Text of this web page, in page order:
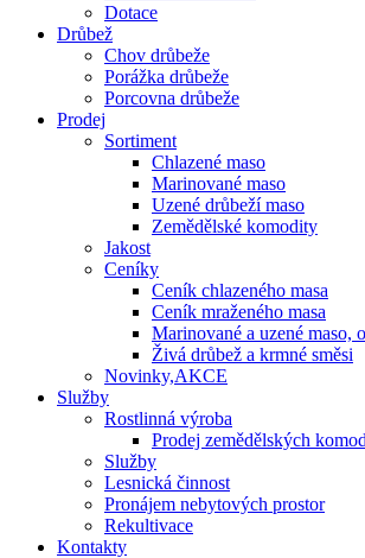
Dotace
Drůbež
Chov drůbeže
Porážka drůbeže
Porcovna drůbeže
Prodej
Sortiment
Chlazené maso
Marinované maso
Uzené drůbeží maso
Zemědělské komodity
Jakost
Ceníky
Ceník chlazeného masa
Ceník mraženého masa
Marinované a uzené maso,
Živá drůbež a krmné směsi
Novinky,AKCE
Služby
Rostlinná výroba
Prodej zemědělských
Služby
Lesnická činnost
Pronájem nebytových prostor
Rekultivace
Kontakty